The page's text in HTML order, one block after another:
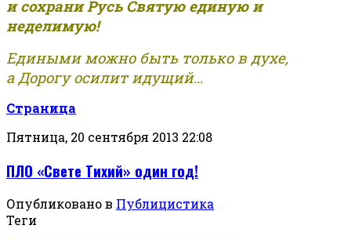
и сохрани Русь Святую единую и
неделимую!
Едиными можно быть только в духе,
а Дорогу осилит идущий...
Страница
Пятница, 20 сентября 2013 22:08
ПЛО «Свете Тихий» один год!
Опубликовано в Публицистика
Теги